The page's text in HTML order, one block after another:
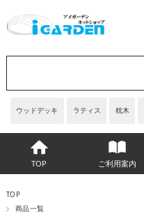
ウッドデッキ ラティス 枕木
TOP ご利用案内
TOP
商品一覧